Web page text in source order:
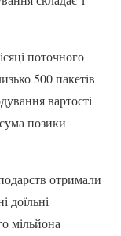
поточного
500 пакетів
вартості
позики
отримали
доїльні
мільйона